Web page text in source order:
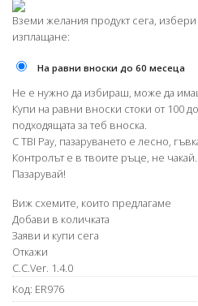
Вземи желания продукт сега,
изплащане:
На равни вноски до 60 месеца
Не е нужно да избираш, може да
Купи на равни вноски стоки от 100
подходящата за теб вноска.
С TBI Pay, пазаруването е лесно,
Контролът е в твоите ръце, не чакай.
Пазарувай!
Виж схемите, които предлагаме
Добави в количката
Заяви и купи сега
Откажи
C.C.Ver. 1.4.0
Код: ER976